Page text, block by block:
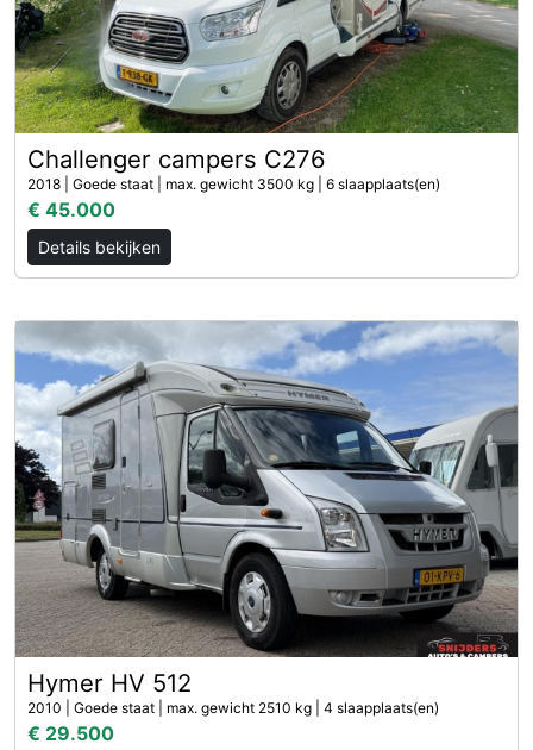
Challenger campers C276
2018 | Goede staat | max. gewicht 3500 kg | 6 slaapplaats(en)
€ 45.000
Details bekijken
Hymer HV 512
2010 | Goede staat | max. gewicht 2510 kg | 4 slaapplaats(en)
€ 29.500